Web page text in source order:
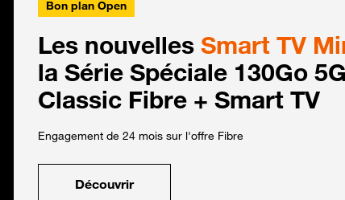
Bon plan Open
Les nouvelles Smart TV
la Série Spéciale 130Go
Classic Fibre + Smart TV
Engagement de 24 mois sur l'offre Fibre
Découvrir